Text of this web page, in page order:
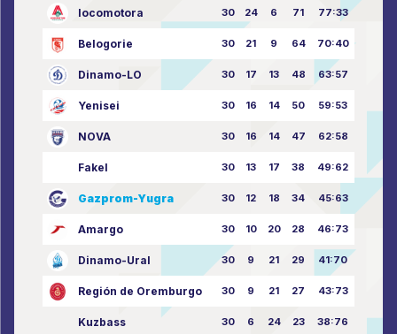
locomotora 30 24 6 71 77:33
Belogorie 30 21 9 64 70:40
Dinamo-LO 30 17 13 48 63:57
Yenisei 30 16 14 50 59:53
NOVA 30 16 14 47 62:58
Fakel 30 13 17 38 49:62
Gazprom-Yugra 30 12 18 34 45:63
Amargo 30 10 20 28 46:73
Dinamo-Ural 30 9 21 29 41:70
Región de Oremburgo 30 9 21 27 43:73
Kuzbass 30 6 24 23 38:76